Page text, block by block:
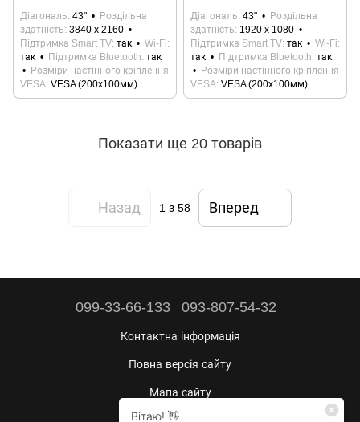
Діагональ 43"
Роздільна
здатність 3840 x 2160
Підтримка Smart TV так
Wi-Fi
так
Підтримка Bluetooth так
Розміри настінного кріплення
VESA VESA (200х100мм)
Діагональ 43"
Роздільна
здатність 1920 x 1080
Підтримка Smart TV так
Wi-Fi
так
Підтримка Bluetooth так
Розміри настінного кріплення
VESA VESA (200х100мм)
Показати ще 20 товарів
Назад 1 з 58 Вперед
099-33-66-133 093-807-54-32
Контактна інформація
Повна версія сайту
Мапа сайту